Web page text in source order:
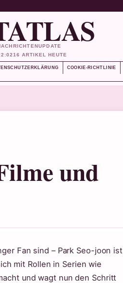
16 ARTIKEL HEUTE
COOKIE-RICHTLINIE
und
Fan sind – Park Seo-joon ist
mit Rollen in Serien wie
und wagt nun den Schritt